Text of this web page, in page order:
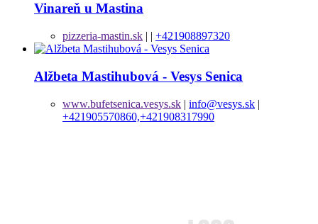
Vinareň u Mastina
pizzeria-mastin.sk | | +421908897320
Alžbeta Mastihubová - Vesys Senica
www.bufetsenica.vesys.sk | info@vesys.sk |
+421905570860,+421908317990